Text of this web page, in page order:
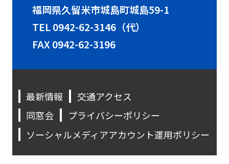
福岡県久留米市城島町城島59-1
TEL0942-62-3146（代）
FAX 0942-62-3196
最新情報
交通アクセス
同窓会
プライバシーポリシー
ソーシャルメディアアカウント運用ポリシー